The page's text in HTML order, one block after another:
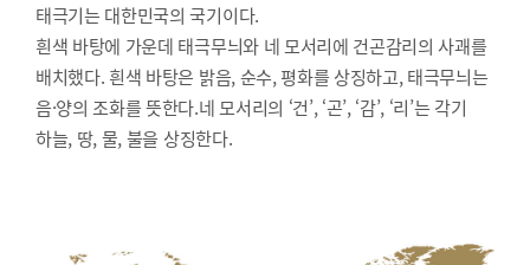
태극기는 대한민국의 국기이다.
흰색 바탕에 가운데 태극무늬와 네 모서리에 건곤감리의 사괘를
배치했다. 흰색 바탕은 밝음, 순수, 평화를 상징하고, 태극무늬는
음·양의 조화를 뜻한다.네 모서리의 ‘건’, ‘곤’, ‘감’, ‘리’는 각기
하늘, 땅, 물, 불을 상징한다.